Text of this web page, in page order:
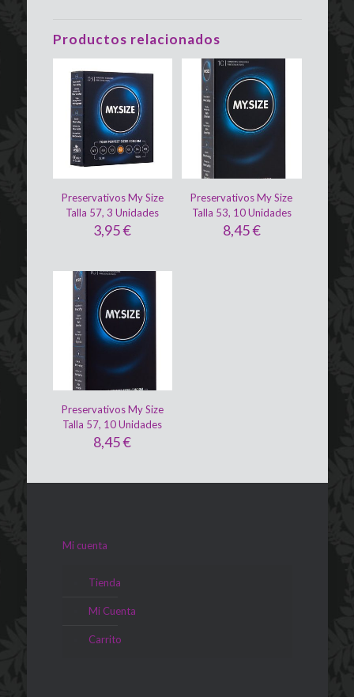
Productos relacionados
Preservativos My Size
Talla 57, 3 Unidades
3,95€
Preservativos My Size
Talla 53, 10 Unidades
8,45€
Preservativos My Size
Talla 57, 10 Unidades
8,45€
Mi cuenta
Tienda
Mi Cuenta
Carrito